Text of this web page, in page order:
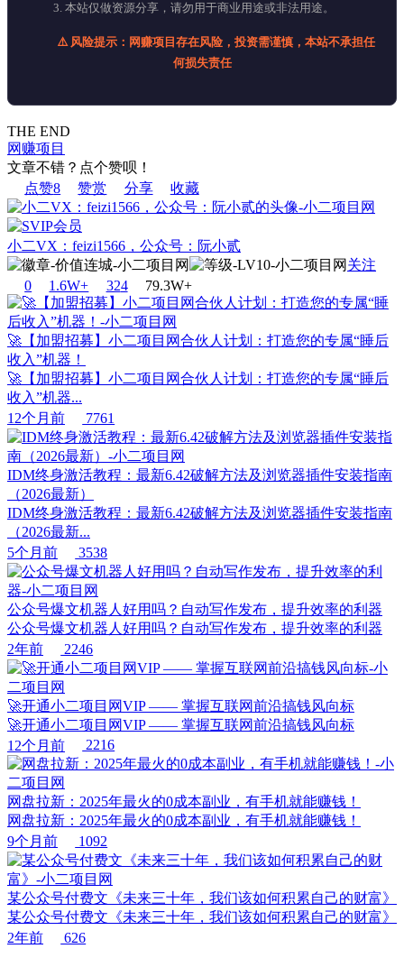
3. 本站仅做资源分享，请勿用于商业用途或非法用途。
⚠️ 风险提示：网赚项目存在风险，投资需谨慎，本站不承担任
何损失责任
THE END
网赚项目
文章不错？点个赞呗！
点赞8 赞赏 分享 收藏
小二VX：feizi1566，公众号：阮小贰
关注
0
1.6W+ 324 79.3W+
🚀【加盟招募】小二项目网合伙人计划：打造您的专属“睡后
收入”机器！
🚀【加盟招募】小二项目网合伙人计划：打造您的专属“睡后
收入”机器...
12个月前
7761
IDM终身激活教程：最新6.42破解方法及浏览器插件安装指南
（2026最新）
IDM终身激活教程：最新6.42破解方法及浏览器插件安装指南
（2026最新...
5个月前
3538
公众号爆文机器人好用吗？自动写作发布，提升效率的利器
公众号爆文机器人好用吗？自动写作发布，提升效率的利器
2年前
2246
🚀开通小二项目网VIP —— 掌握互联网前沿搞钱风向标
🚀开通小二项目网VIP —— 掌握互联网前沿搞钱风向标
12个月前
2216
网盘拉新：2025年最火的0成本副业，有手机就能赚钱！
网盘拉新：2025年最火的0成本副业，有手机就能赚钱！
9个月前
1092
某公众号付费文《未来三十年，我们该如何积累自己的财富》
某公众号付费文《未来三十年，我们该如何积累自己的财富》
2年前
626